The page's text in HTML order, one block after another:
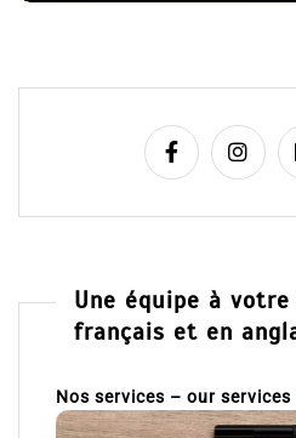
Une équipe à
français et en
Nos services – our services